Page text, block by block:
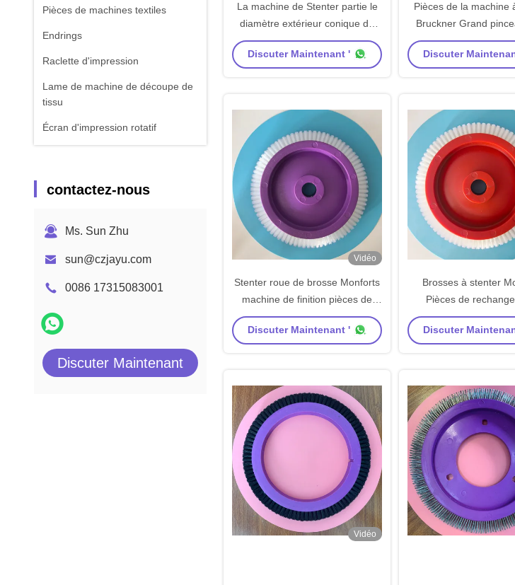
Pièces de machines textiles
Endrings
Raclette d'impression
Lame de machine de découpe de
tissu
Écran d'impression rotatif
contactez-nous
Ms. Sun Zhu
sun@czjayu.com
0086 17315083001
Discuter Maintenant
La machine de Stenter partie le
diamètre extérieur conique du
matériel 220mm de poils de porc
de grande brosse de Monforts
Discuter Maintenant '
Pièces de la machine
Bruckner Grand
corps violet Noir racine
mm diamètre
Discuter
Vidéo
Stenter roue de brosse Monforts
machine de finition pièces de
rechange 22/26mm Dia intérieur
corps de couleur violette
Discuter Maintenant '
Brosses à stenter
Pièces de
machine Dia interne
Couleur rouge
Discuter
Vidéo